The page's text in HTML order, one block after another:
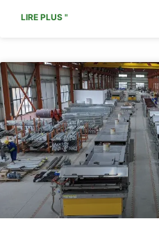
LIRE PLUS "